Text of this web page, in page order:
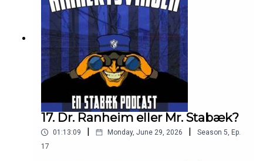
17. Dr. Ranheim eller Mr. Stabæk?
01:13:09 Monday, June 29, 2026 Season 5, Ep.
17